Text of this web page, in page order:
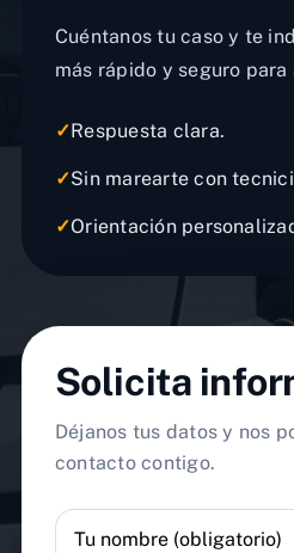
Cuéntanos tu caso y te
más rápido y seguro para
✓Respuesta clara.
✓Sin marearte con
✓Orientación
Solicita
Déjanos tus datos y nos
contacto contigo.